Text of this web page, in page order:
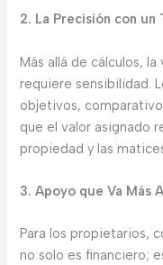
2. La Precisión con un
Más allá de cálculos,
requiere sensibilidad.
objetivos,
que el valor asignado
propiedad y las
3. Apoyo que Va Más
Para los propietarios,
no solo es financiero;